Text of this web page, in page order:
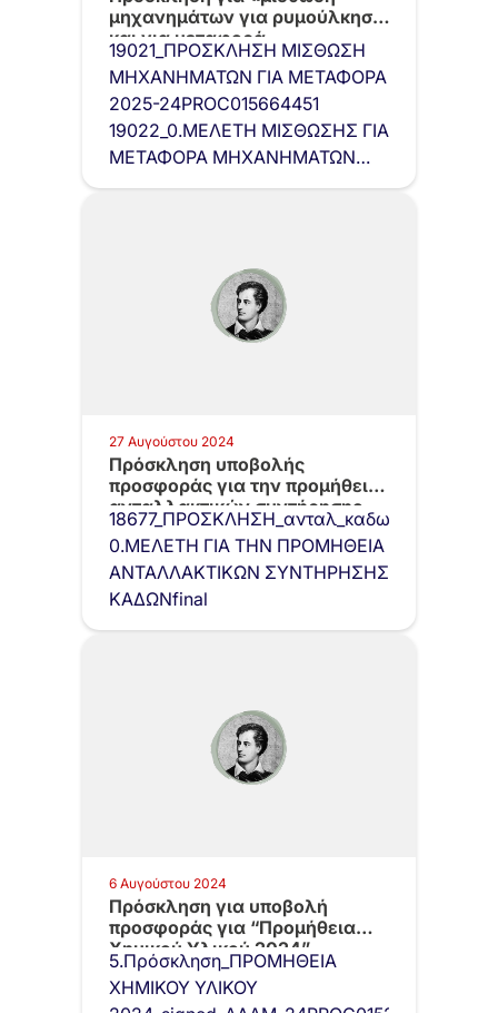
μηχανημάτων για ρυμούλκηση
και για μεταφορά
εγκαταλελειμμένων…
19021_ΠΡΟΣΚΛΗΣΗ ΜΙΣΘΩΣΗ
ΜΗΧΑΝΗΜΑΤΩΝ ΓΙΑ ΜΕΤΑΦΟΡΑ
2025-24PROC015664451
19022_0.ΜΕΛΕΤΗ ΜΙΣΘΩΣΗΣ ΓΙΑ
ΜΕΤΑΦΟΡΑ ΜΗΧΑΝΗΜΑΤΩΝ
2025
27 Αυγούστου 2024
Πρόσκληση υποβολής
προσφοράς για την προμήθεια
ανταλλακτικών συντήρησης
κάδων
0.ΜΕΛΕΤΗ ΓΙΑ ΤΗΝ ΠΡΟΜΗΘΕΙΑ
ΑΝΤΑΛΛΑΚΤΙΚΩΝ ΣΥΝΤΗΡΗΣΗΣ
ΚΑΔΩΝfinal
6 Αυγούστου 2024
Πρόσκληση για υποβολή
προσφοράς για “Προμήθεια
Χημικού Υλικού 2024”
5.Πρόσκληση_ΠΡΟΜΗΘΕΙΑ
ΧΗΜΙΚΟΥ ΥΛΙΚΟΥ